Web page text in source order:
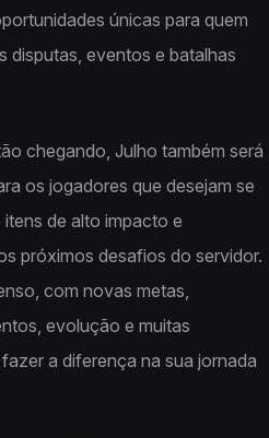
únicas para quem
disputas, eventos e batalhas
chegando, Julho também será
os jogadores que desejam se
de alto impacto e
próximos desafios do servidor.
com novas metas,
evolução e muitas
a diferença na sua jornada